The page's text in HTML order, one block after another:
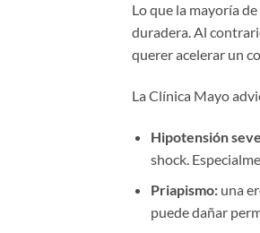
Lo que la mayoría
duradera. Al
querer acelerar un
La Clínica Mayo
Hipotensión
shock.
Priapismo:una
puede dañar